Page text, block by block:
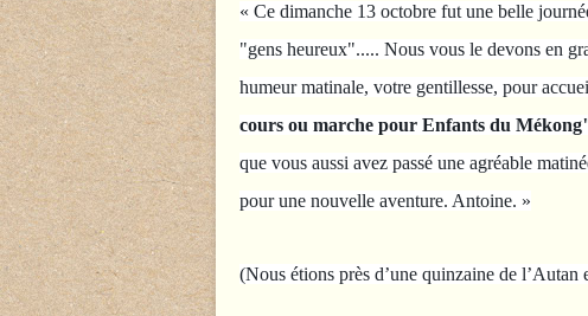
« Ce dimanche 13 octobre fut une belle
"gens heureux"..... Nous vous le devons en
humeur matinale, votre gentillesse, pour
cours ou marche pour Enfants du
que vous aussi avez passé une agréable
pour une nouvelle aventure. Antoine. »
(Nous étions près d’une quinzaine de l’Autan